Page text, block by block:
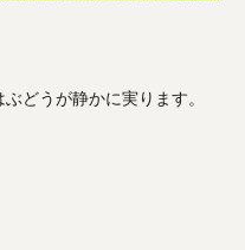
どうが静かに実ります。